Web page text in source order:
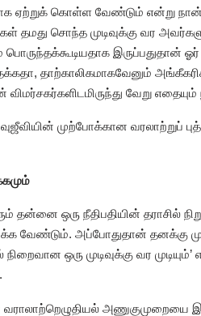
ஏற்றுக் கொள்ள வேண்டும் என்று
தமது சொந்த முடிவுக்கு வர
பொருந்தக்கூடியதாக
தாற்காலிகமாகவேனும்
வேறு
முற்போக்கான வரலாற்றுப்
தன்னை ஒரு நீதிபதியின் தராசில்
வேண்டும். அப்போதுதான் தனக்கு
ஒரு முடிவுக்கு வர
அணுகுமுறையை